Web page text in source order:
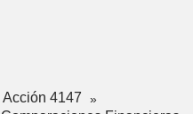
Acción 4147